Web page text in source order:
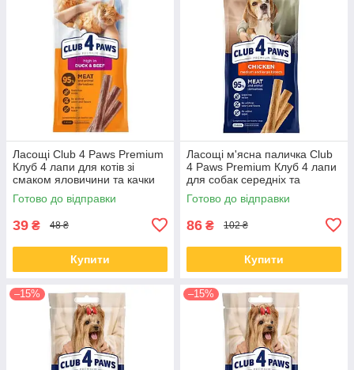
Ласощі Club 4 Paws Premium
Клуб 4 лапи для котів зі
смаком яловичини та качки
15 гр
Готово до відправки
39 ₴ 48 ₴
Купити
Ласощі м'ясна паличка Club
4 Paws Premium Клуб 4 лапи
для собак середніх та
великих порід з куркою 60 гр
Готово до відправки
86 ₴ 102 ₴
Купити
–15% –15%